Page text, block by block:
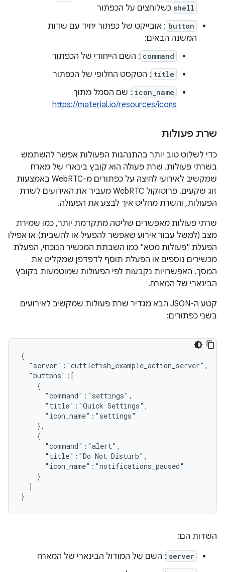
shell כשלוחצים על הכפתור
button : אובייקט של כפתור יחיד עם שדות
המשנה הבאים:
command : השם הייחודי של הכפתור
title : הטקסט החלופי של הכפתור
icon_name : שם הסמל מתוך
https://material.io/resources/icons
שרת פעולות
כדי לשלוט טוב יותר בהתנהגות הפעולות אפשר להשתמש
בשרתי פעולות. שרת פעולה הוא קובץ בינארי של מארח
שמקשיב לאירועי לחיצה על כפתורים מ-WebRTC באמצעות
זוג שקעים. פרוטוקול WebRTC מעביר את האירועים לשרת
הפעולות, והשרת מחליט איך לבצע את הפעולה.
שרתי פעולות מאפשרים שליטה מתקדמת יותר, כמו שמירת
מצב (למשל עבור אירוע שאפשר להפעיל או להשבית) או אפילו
הפעלת "פעולות מטא" כמו השבתת המכשיר הנוכחי, הפעלת
מכשירים נוספים או הפעלת תוסף לדפדפן שמקליט את
המסך. האפשרויות נקבעות לפי הפעולות שמוטמעות בקובץ
הבינארי של המארח.
קטע ה-JSON הבא מגדיר שרת פעולות שמקשיב לאירועים
בשני כפתורים:
{
  "server":"cuttlefish_example_action_server",
  "buttons":[
    {
      "command":"settings",
      "title":"Quick Settings",
      "icon_name":"settings"
    },
    {
      "command":"alert",
      "title":"Do Not Disturb",
      "icon_name":"notifications_paused"
    }
  ]
השדות הם:
server : השם של המודול הבינארי של המארח